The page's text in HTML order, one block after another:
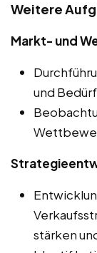
Weitere
Markt- und
und
stärken